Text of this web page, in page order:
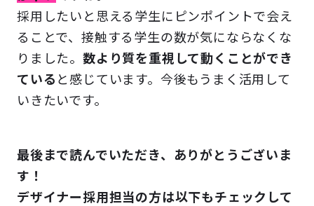
採用したいと思える学生にピンポイントで会え
ることで、接触する学生の数が気にならなくな
りました。 数より質を重視して動くことができ
ている と感じています。今後もうまく活用して
いきたいです。
最後まで読んでいただき、ありがとうございま
す！
デザイナー採用担当の方は以下もチェックして